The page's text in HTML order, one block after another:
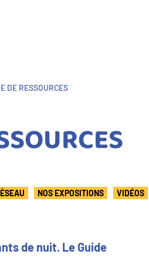
DE RESSOURCES
NOS EXPOSITIONS VIDÉOS
de nuit. Le Guide